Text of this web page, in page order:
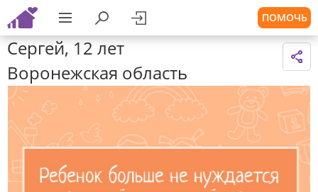
ПОМОЧЬ
Сергей, 12 лет
Воронежская область